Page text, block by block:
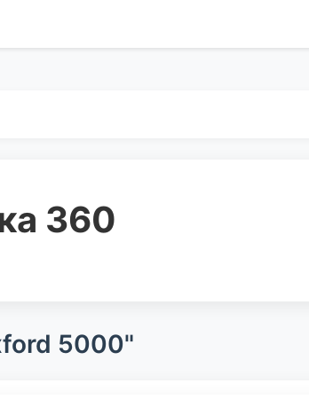
360
5000"